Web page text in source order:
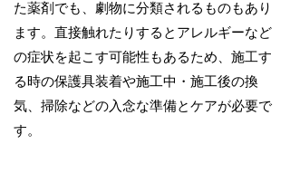
た薬剤でも、劇物に分類されるものもあり
ます。直接触れたりするとアレルギーなど
の症状を起こす可能性もあるため、施工す
る時の保護具装着や施工中・施工後の換
気、掃除などの入念な準備とケアが必要で
す。